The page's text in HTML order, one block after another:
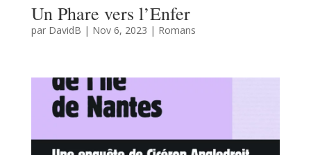
Un Phare vers l’Enfer
par DavidB | Nov 6, 2023 | Romans